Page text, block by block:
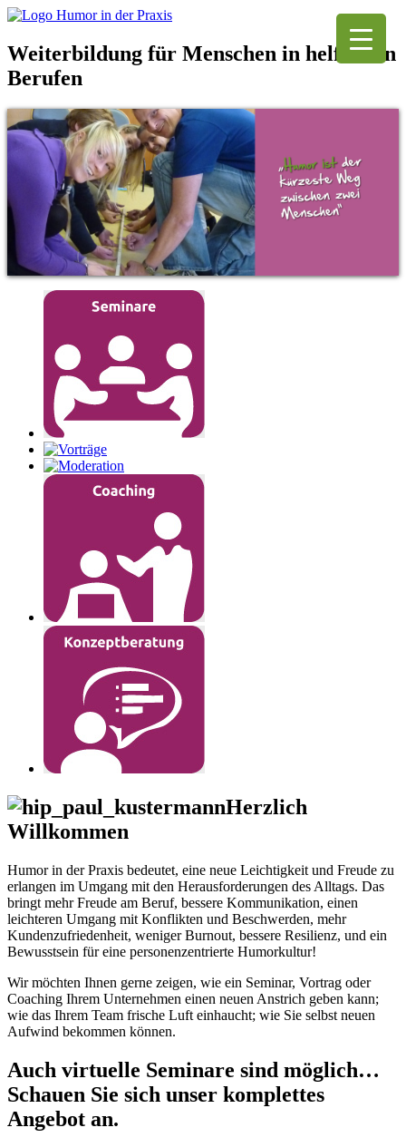
Weiterbildung für Menschen in helfenden
Berufen
Herzlich
Willkommen
Humor in der Praxis bedeutet, eine neue Leichtigkeit und Freude zu
erlangen im Umgang mit den Herausforderungen des Alltags. Das
bringt mehr Freude am Beruf, bessere Kommunikation, einen
leichteren Umgang mit Konflikten und Beschwerden, mehr
Kundenzufriedenheit, weniger Burnout, bessere Resilienz, und ein
Bewusstsein für eine personenzentrierte Humorkultur!
Wir möchten Ihnen gerne zeigen, wie ein Seminar, Vortrag oder
Coaching Ihrem Unternehmen einen neuen Anstrich geben kann;
wie das Ihrem Team frische Luft einhaucht; wie Sie selbst neuen
Aufwind bekommen können.
Auch virtuelle Seminare sind möglich…
Schauen Sie sich unser komplettes
Angebot an.